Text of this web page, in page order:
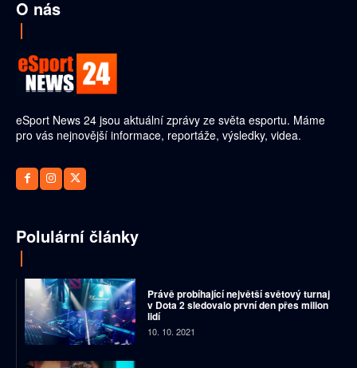
O nás
eSport News 24 jsou aktuální zprávy ze světa esportu. Máme
pro vás nejnovější informace, reportáže, výsledky, videa.
Polulární články
Právě probíhající největší světový turnaj
v Dota 2 sledovalo první den přes milion
lidí
10. 10. 2021